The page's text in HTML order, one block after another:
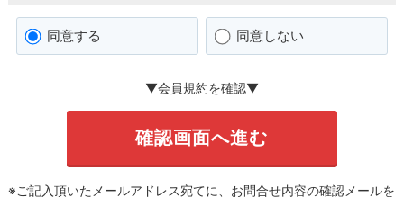
同意する 同意しない
▼会員規約を確認▼
※ご記入頂いたメールアドレス宛てに、お問合せ内容の確認メールを